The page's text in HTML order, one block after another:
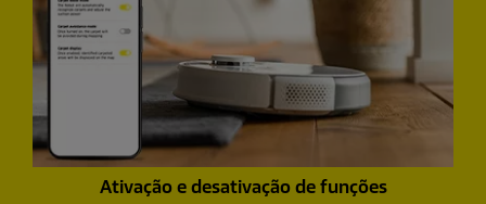
Ativação e desativação de funções